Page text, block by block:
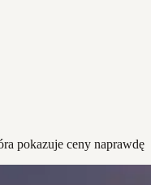
pokazuje ceny naprawdę